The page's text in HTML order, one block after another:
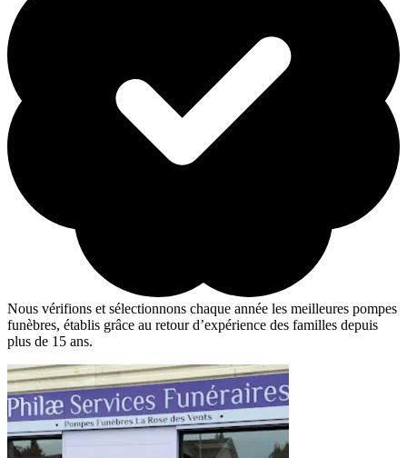
Nous vérifions et sélectionnons chaque année les meilleures pompes
funèbres, établis grâce au retour d’expérience des familles depuis
plus de 15 ans.